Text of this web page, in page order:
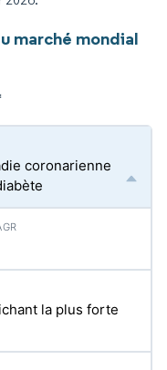
marché mondial
coronarienne
la plus forte